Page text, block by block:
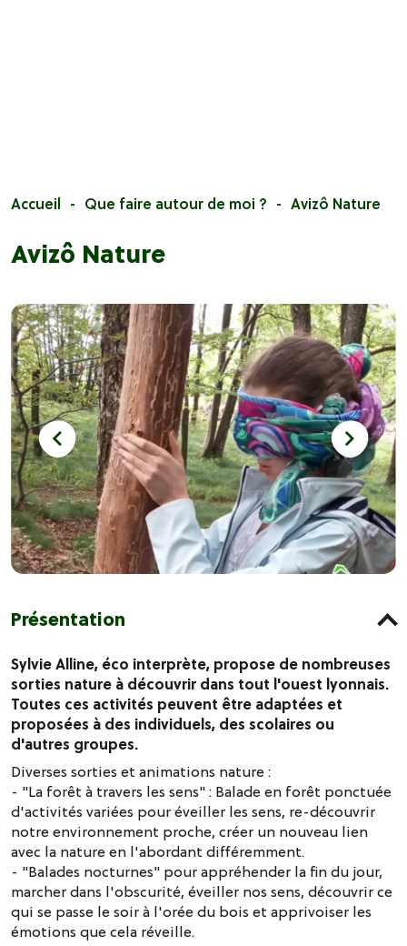
Accueil Que faire autour de moi ? Avizô Nature
Avizô Nature
Présentation
Sylvie Alline, éco interprète, propose de nombreuses
sorties nature à découvrir dans tout l'ouest lyonnais.
Toutes ces activités peuvent être adaptées et
proposées à des individuels, des scolaires ou
d'autres groupes.
Diverses sorties et animations nature :
- "La forêt à travers les sens" : Balade en forêt ponctuée
d'activités variées pour éveiller les sens, re-découvrir
notre environnement proche, créer un nouveau lien
avec la nature en l'abordant différemment.
- "Balades nocturnes" pour appréhender la fin du jour,
marcher dans l'obscurité, éveiller nos sens, découvrir ce
qui se passe le soir à l'orée du bois et apprivoiser les
émotions que cela réveille.